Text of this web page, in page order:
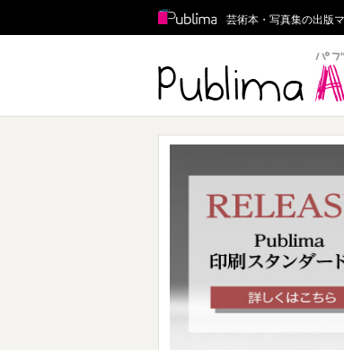
Publima
芸術本・写真集の出版